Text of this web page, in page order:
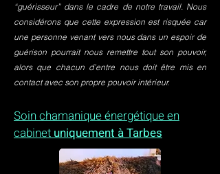
“guérisseur” dans le cadre de notre travail. Nous
considérons que cette expression est risquée car
une personne venant vers nous dans un espoir de
guérison pourrait nous remettre tout son pouvoir,
alors que chacun d’entre nous doit être mis en
contact avec son propre pouvoir intérieur.
Soin chamanique énergétique en
cabinet uniquement à Tarbes